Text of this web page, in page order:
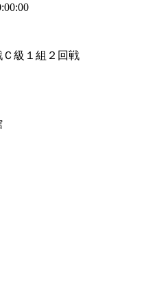
Ｃ級１組２回戦